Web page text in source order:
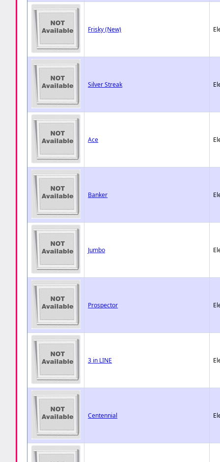
Frisky (New)
Silver Streak
Ace
Banker
Jumbo
Prospector
3 in LINE
Centennial